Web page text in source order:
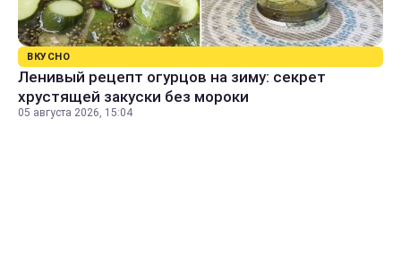
ВКУСНО
Ленивый рецепт огурцов на зиму: секрет
хрустящей закуски без мороки
05 августа 2026, 15:04